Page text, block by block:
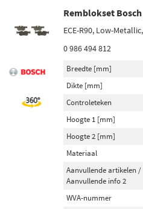
Remblokset Bosch
ECE-R90, Low-
0 986 494 812
Breedte [mm]
Dikte [mm]
Controleteken
Hoogte 1 [mm]
Hoogte 2 [mm]
Materiaal
Aanvullende artikelen /
Aanvullende info 2
WVA-nummer